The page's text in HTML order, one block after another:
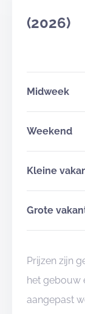
(2026)
Midweek
Weekend
Kleine
Grote
Prijzen zijn
het gebouw
aangepast